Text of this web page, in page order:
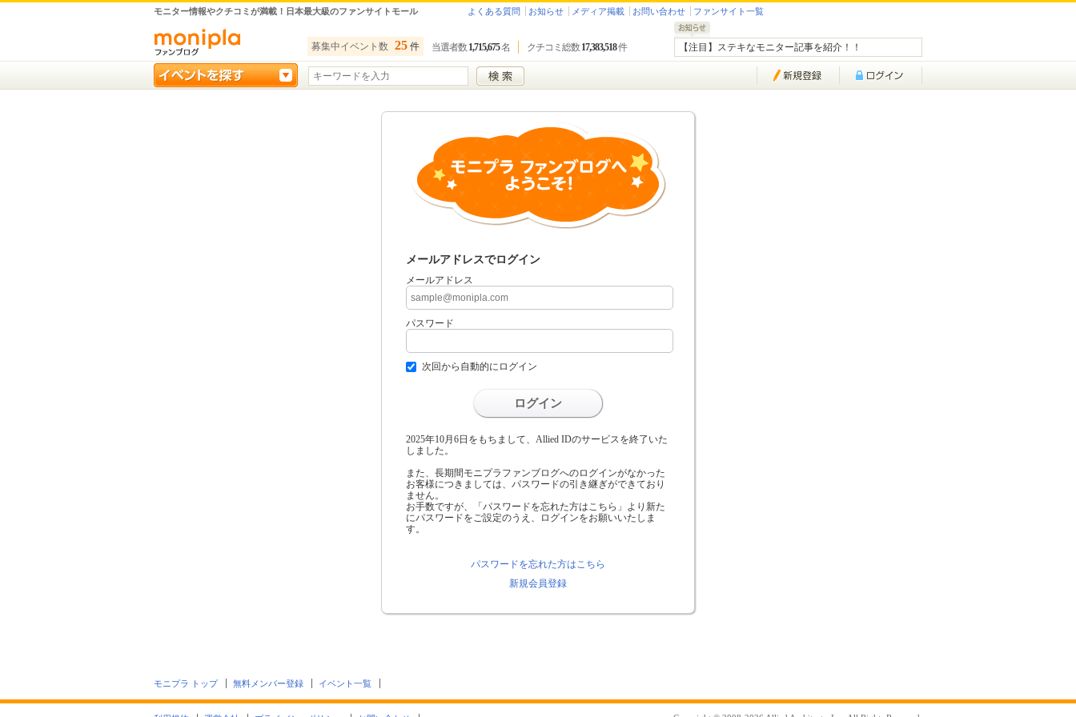
モニター情報やクチコミが満載！日本最大級のファンサイトモール よくある質問 お知らせ メディア掲載 お問い合わせ ファンサイト一覧
【注目】ステキなモニター記事を紹介！！
募集中イベント数 25 件 当選者数 1,715,675名 クチコミ総数 17,383,518件
メールアドレスでログイン
メールアドレス
パスワード
次回から自動的にログイン
ログイン
2025年10月6日をもちまして、Allied IDのサービスを終了いた
しました。
また、長期間モニプラファンブログへのログインがなかった
お客様につきましては、パスワードの引き継ぎができており
ません。
お手数ですが、「パスワードを忘れた方はこちら」より新た
にパスワードをご設定のうえ、ログインをお願いいたしま
す。
パスワードを忘れた方はこちら
新規会員登録
モニプラ トップ 無料メンバー登録 イベント一覧